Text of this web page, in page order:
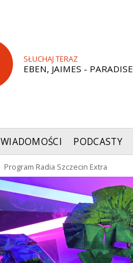
SŁUCHAJ TERAZ
EBEN, JAIMES - PARADISE
WIADOMOŚCI PODCASTY
Program Radia Szczecin Extra